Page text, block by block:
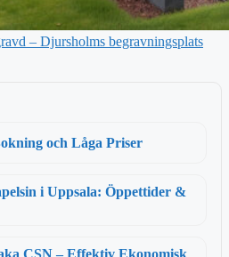
– Djursholms begravningsplats
och Låga Priser
i Uppsala: Öppettider &